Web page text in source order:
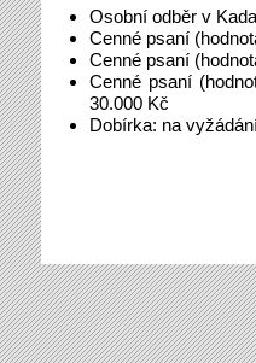
Osobní odběr v
Cenné psaní
Cenné psaní
Cenné psaní
30.000 Kč
Dobírka: na